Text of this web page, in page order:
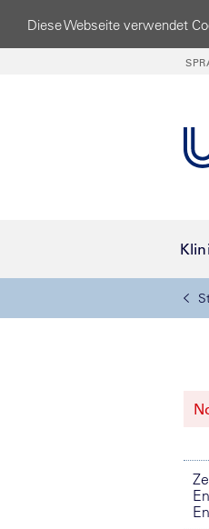
Diese Webseite verwendet